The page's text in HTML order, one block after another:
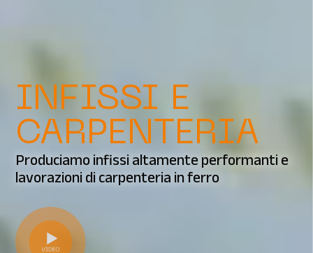
INFISSI E
CARPENTERIA
Produciamo infissi altamente performanti e
lavorazioni di carpenteria in ferro